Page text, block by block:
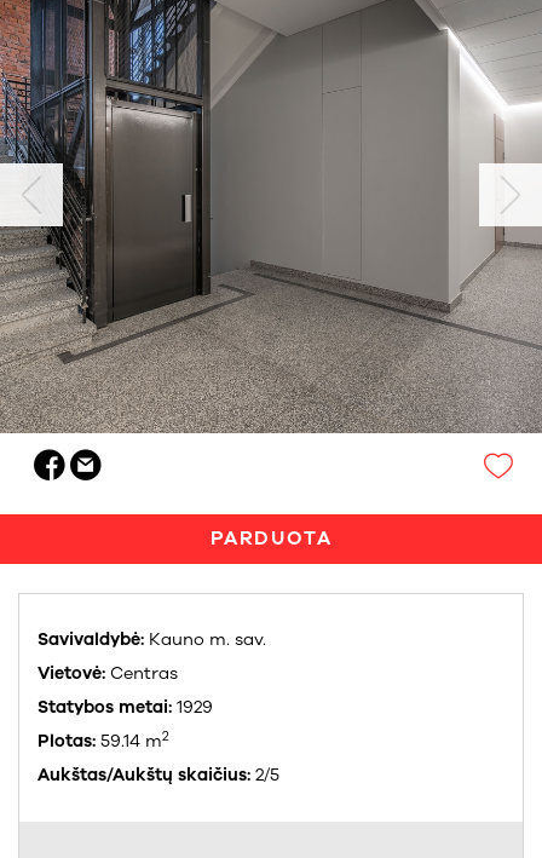
PARDUOTA
Savivaldybė: Kauno m. sav.
Vietovė: Centras
Statybos metai: 1929
Plotas: 59.14 m2
Aukštas/Aukštų skaičius: 2/5